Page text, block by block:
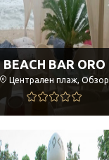
BEACH BAR ORO
Централен плаж, Обзор